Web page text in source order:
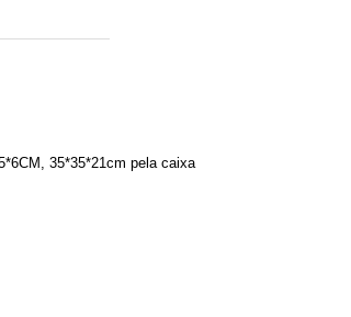
35*35*21cm pela caixa